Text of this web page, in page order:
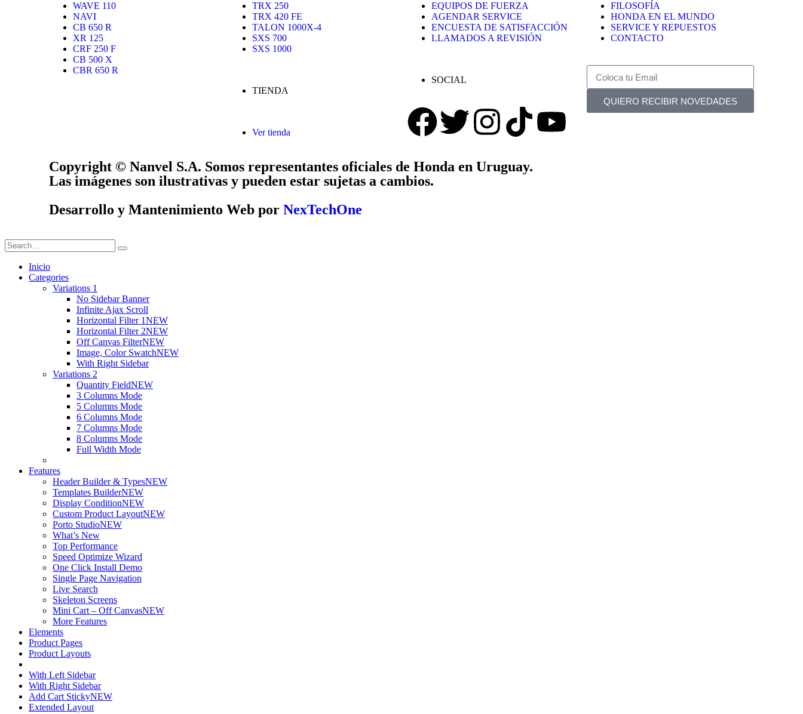
WAVE 110
NAVI
CB 650 R
XR 125
CRF 250 F
CB 500 X
CBR 650 R
TRX 250
TRX 420 FE
TALON 1000X-4
SXS 700
SXS 1000
TIENDA
Ver tienda
EQUIPOS DE FUERZA
AGENDAR SERVICE
ENCUESTA DE SATISFACCIÓN
LLAMADOS A REVISIÓN
SOCIAL
FILOSOFÍA
HONDA EN EL MUNDO
SERVICE Y REPUESTOS
CONTACTO
QUIERO RECIBIR NOVEDADES
Copyright © Nanvel S.A. Somos representantes oficiales de Honda en Uruguay.
Las imágenes son ilustrativas y pueden estar sujetas a cambios.
Desarrollo y Mantenimiento Web por NexTechOne
Inicio
Categories
Variations 1
No Sidebar Banner
Infinite Ajax Scroll
Horizontal Filter 1NEW
Horizontal Filter 2NEW
Off Canvas FilterNEW
Image, Color SwatchNEW
With Right Sidebar
Variations 2
Quantity FieldNEW
3 Columns Mode
5 Columns Mode
6 Columns Mode
7 Columns Mode
8 Columns Mode
Full Width Mode
Features
Header Builder & TypesNEW
Templates BuilderNEW
Display ConditionNEW
Custom Product LayoutNEW
Porto StudioNEW
What’s New
Top Performance
Speed Optimize Wizard
One Click Install Demo
Single Page Navigation
Live Search
Skeleton Screens
Mini Cart – Off CanvasNEW
More Features
Elements
Product Pages
Product Layouts
With Left Sidebar
With Right Sidebar
Add Cart StickyNEW
Extended Layout